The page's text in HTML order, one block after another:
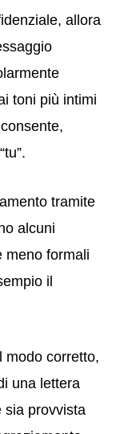
allora
toni più intimi
tramite
alcuni
meno formali
il
modo corretto,
una lettera
sia provvista